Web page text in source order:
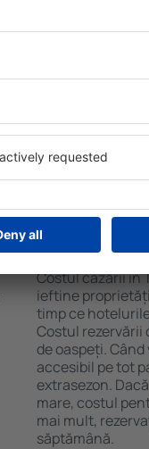
Facilitățile
numărul de
balcon, aer
cafelei,
gratuită, pot
hotel cu
care oferă
Cât costă
Costul cazării în
ieftine
timp ce
Costul rezervării
de oaspeți.
accesibil pe tot
extrasezon.
mare, costul
mai mult,
săptămână.